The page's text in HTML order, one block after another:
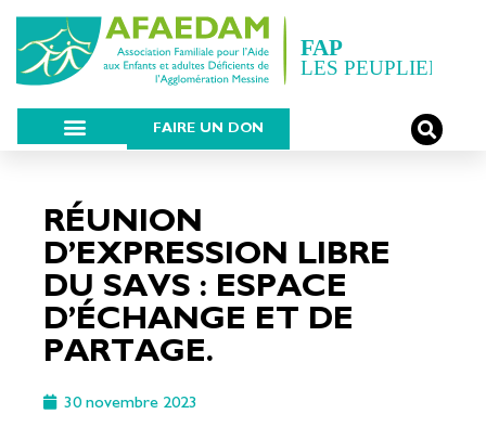
FAIRE UN DON
RÉUNION
D’EXPRESSION LIBRE
DU SAVS : ESPACE
D’ÉCHANGE ET DE
PARTAGE.
30 novembre 2023